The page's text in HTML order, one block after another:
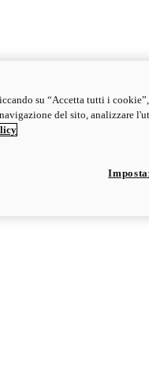
su “Accetta tutti i
del sito, analizzare